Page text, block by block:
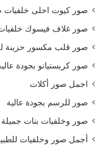
صور كيوت احلى خلفيات
صور غلاف فيسوك
صور قلب مكسور حزينة
صور كريستيانو بجودة
اجمل صور أكلات
صور للرسم بجودة عالية
صور وخلفيات بنات جميلة
أجمل صور وخلفيات